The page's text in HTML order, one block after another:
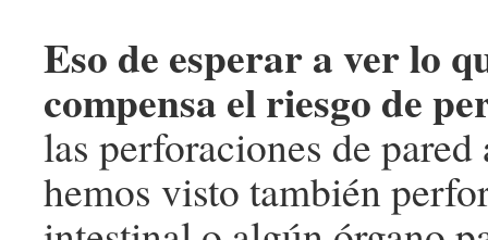
Eso de esperar a ver lo
compensa el riesgo de
las perforaciones de
hemos visto también